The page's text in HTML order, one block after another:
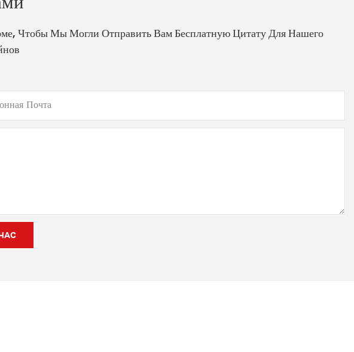
Чтобы Мы Могли Отправить Вам Бесплатную Цитату Для Нашего
Почта